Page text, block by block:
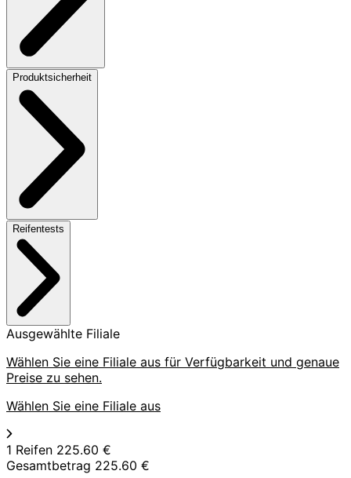
Produktsicherheit
Reifentests
Ausgewählte Filiale
Wählen Sie eine Filiale aus für Verfügbarkeit und genaue
Preise zu sehen.
Wählen Sie eine Filiale aus
1 Reifen 225.60 €
Gesamtbetrag 225.60 €